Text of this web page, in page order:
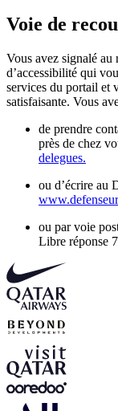
Voie de
Vous avez signalé au
d’accessibilité qui
services du portail et
satisfaisante. Vous
de prendre
près de chez
delegues.
ou d’écrire au
ou par voie
Libre réponse